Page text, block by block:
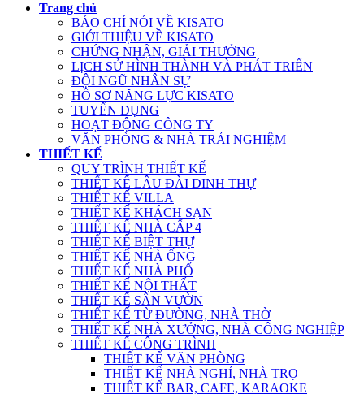
Trang chủ
BÁO CHÍ NÓI VỀ KISATO
GIỚI THIỆU VỀ KISATO
CHỨNG NHẬN, GIẢI THƯỞNG
LỊCH SỬ HÌNH THÀNH VÀ PHÁT TRIỂN
ĐỘI NGŨ NHÂN SỰ
HỒ SƠ NĂNG LỰC KISATO
TUYỂN DỤNG
HOẠT ĐỘNG CÔNG TY
VĂN PHÒNG & NHÀ TRẢI NGHIỆM
THIẾT KẾ
QUY TRÌNH THIẾT KẾ
THIẾT KẾ LÂU ĐÀI DINH THỰ
THIẾT KẾ VILLA
THIẾT KẾ KHÁCH SẠN
THIẾT KẾ NHÀ CẤP 4
THIẾT KẾ BIỆT THỰ
THIẾT KẾ NHÀ ỐNG
THIẾT KẾ NHÀ PHỐ
THIẾT KẾ NỘI THẤT
THIẾT KẾ SÂN VƯỜN
THIẾT KẾ TỪ ĐƯỜNG, NHÀ THỜ
THIẾT KẾ NHÀ XƯỞNG, NHÀ CÔNG NGHIỆP
THIẾT KẾ CÔNG TRÌNH
THIẾT KẾ VĂN PHÒNG
THIẾT KẾ NHÀ NGHỈ, NHÀ TRỌ
THIẾT KẾ BAR, CAFE, KARAOKE